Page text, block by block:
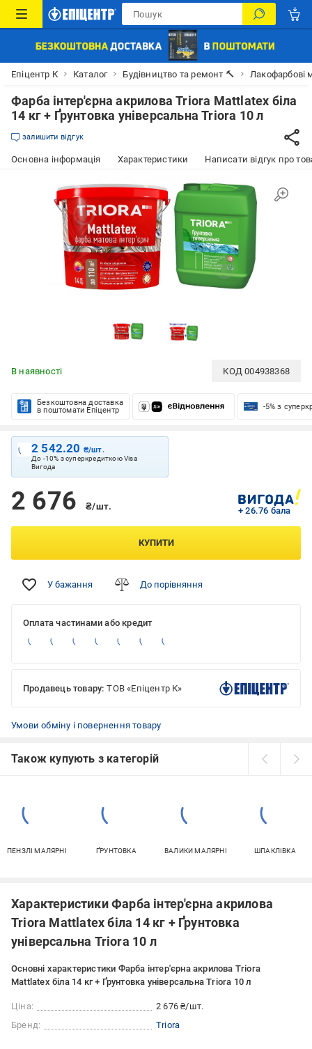
Епіцентр К Каталог Будівництво та ремонт 🔨 Лакофарбові
Фарба інтер'єрна акрилова Triora Mattlatex біла
14 кг + Ґрунтовка універсальна Triora 10 л
залишити відгук
Основна інформація Характеристики Написати відгук про
В наявності КОД004938368
Безкоштовна доставка
в поштомати Епіцентр
-5% з
2 542.20 ₴/шт.
До -10% з суперкредиткою Visa
Вигода
2 676 ₴/шт. + 26.76 бала
КУПИТИ
У бажання До порівняння
Оплата частинами або кредит
Продавець товару: ТОВ «Епіцентр К»
Умови обміну і повернення товару
Також купують з категорій
ПЕНЗЛІ МАЛЯРНІ ҐРУНТОВКА ВАЛИКИ МАЛЯРНІ ШПАКЛІВКА
Характеристики Фарба інтер'єрна акрилова
Triora Mattlatex біла 14 кг + Ґрунтовка
універсальна Triora 10 л
Основні характеристики Фарба інтер'єрна акрилова Triora
Mattlatex біла 14 кг + Ґрунтовка універсальна Triora 10 л
Ціна:
2 676 ₴/шт.
Бренд:
Triora